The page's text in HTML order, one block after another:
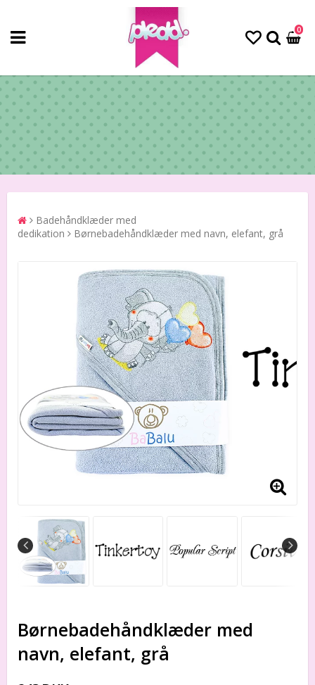
0
Badehåndklæder med
dedikation
Børnebadehåndklæder med navn, elefant, grå
Børnebadehåndklæder med
navn, elefant, grå